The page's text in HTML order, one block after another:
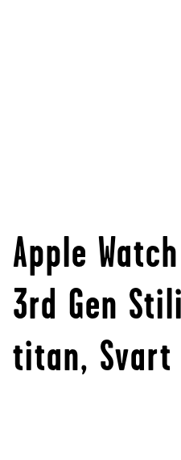
Apple
3rd Gen
titan, Svart